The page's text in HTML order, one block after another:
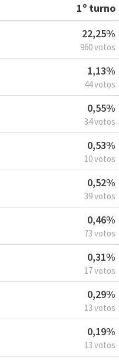
1º turno
22,25%
960 votos
1,13%
44 votos
0,55%
34 votos
0,53%
10 votos
0,52%
39 votos
0,46%
73 votos
0,31%
17 votos
0,29%
13 votos
0,19%
13 votos